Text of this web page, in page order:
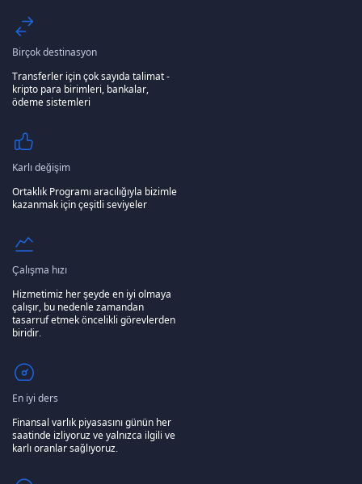
Birçok destinasyon
Transferler için çok sayıda talimat -
kripto para birimleri, bankalar,
ödeme sistemleri
Karlı değişim
Ortaklık Programı aracılığıyla bizimle
kazanmak için çeşitli seviyeler
Çalışma hızı
Hizmetimiz her şeyde en iyi olmaya
çalışır, bu nedenle zamandan
tasarruf etmek öncelikli görevlerden
biridir.
En iyi ders
Finansal varlık piyasasını günün her
saatinde izliyoruz ve yalnızca ilgili ve
karlı oranlar sağlıyoruz.